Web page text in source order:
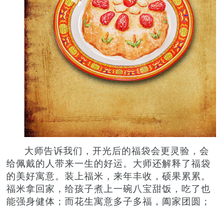
大师告诉我们，开光后的福袋会更灵验，会
给佩戴的人带来一生的好运。大师还解释了福袋
的美好寓意。装上福米，来年丰收，硕果累累。
福米拿回家，给孩子煮上一碗八宝甜饭，吃了也
能强身健体；而花生寓意多子多福， 阖家团圆 ；